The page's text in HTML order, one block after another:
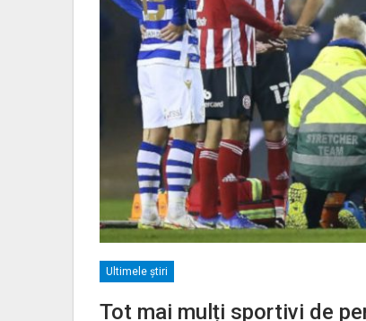
Ultimele ştiri
Tot mai mulți sportivi de